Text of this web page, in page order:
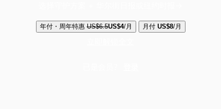
年付・周年特惠 US$6.5US$4/月 月付 US$8/月